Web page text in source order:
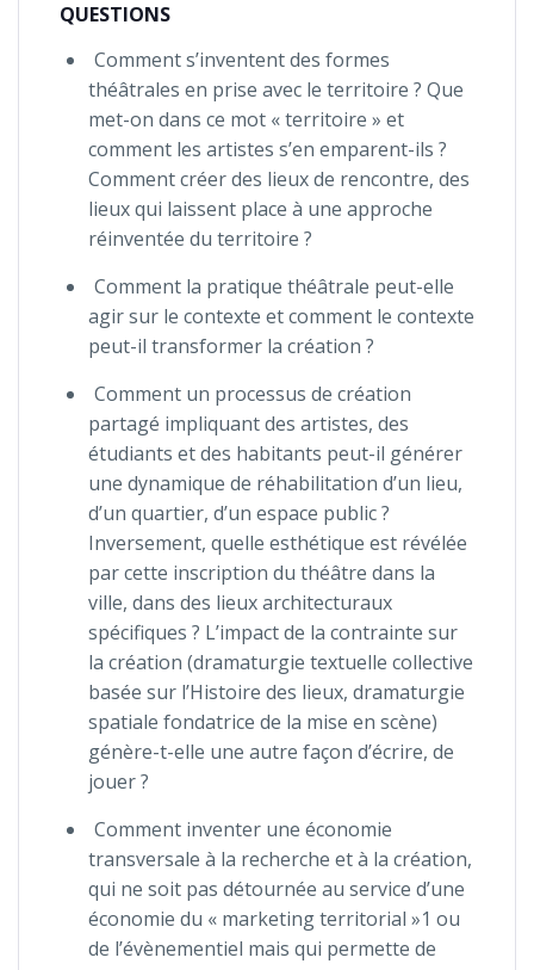
QUESTIONS
Comment s’inventent des formes
théâtrales en prise avec le territoire ? Que
met-on dans ce mot « territoire » et
comment les artistes s’en emparent-ils ?
Comment créer des lieux de rencontre, des
lieux qui laissent place à une approche
réinventée du territoire ?
Comment la pratique théâtrale peut-elle
agir sur le contexte et comment le contexte
peut-il transformer la création ?
Comment un processus de création
partagé impliquant des artistes, des
étudiants et des habitants peut-il générer
une dynamique de réhabilitation d’un lieu,
d’un quartier, d’un espace public ?
Inversement, quelle esthétique est révélée
par cette inscription du théâtre dans la
ville, dans des lieux architecturaux
spécifiques ? L’impact de la contrainte sur
la création (dramaturgie textuelle collective
basée sur l’Histoire des lieux, dramaturgie
spatiale fondatrice de la mise en scène)
génère-t-elle une autre façon d’écrire, de
jouer ?
Comment inventer une économie
transversale à la recherche et à la création,
qui ne soit pas détournée au service d’une
économie du « marketing territorial »1 ou
de l’évènementiel mais qui permette de